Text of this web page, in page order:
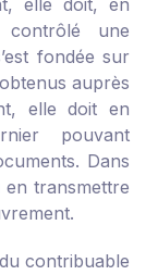
elle doit, en
contrôlé une
fondée sur
auprès
elle doit en
pouvant
Dans
en transmettre
contribuable